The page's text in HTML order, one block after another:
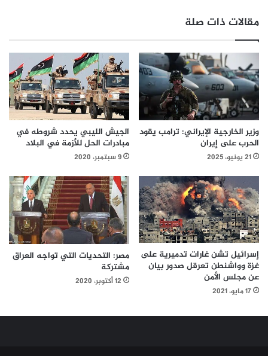
مقالات ذات صلة
وزير الخارجية الإيراني: ترامب يقود
الحرب على إيران
21 يونيو، 2025
الجيش الليبي يحدد شروطه في
مبادرات الحل للأزمة في البلاد
9 سبتمبر، 2020
إسرائيل تشن غارات تدميرية على
غزة وواشنطن تعرقل صدور بيان
عن مجلس الأمن
17 مايو، 2021
مصر: التحديات التي تواجه العراق
مشتركة
12 أكتوبر، 2020